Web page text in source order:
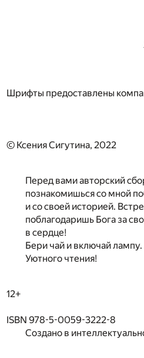
Шрифты предоставлены
© Ксения Сигутина, 2022
Перед вами авторский
познакомишься со мной
и со своей историей.
поблагодаришь Бога за
в сердце!
Бери чай и включай лампу.
Уютного чтения!
12+
ISBN 978-5-0059-3222-8
Создано в